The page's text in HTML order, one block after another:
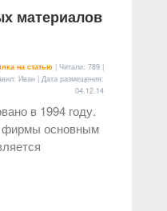
материалов
на статью | Читали: 789 |
Иван | Дата размещения:
04.12.14
в 1994 году.
основным